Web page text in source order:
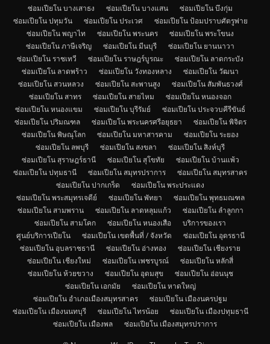
ซ่อมเปียโน บางเสาธง
ซ่อมเปียโน บางแสน
ซ่อมเปียโน บึงกุ่ม
ซ่อมเปียโน ปทุมวัน
ซ่อมเปียโน ประเวศ
ซ่อมเปียโน ป้อมปราบศัตรูพ่าย
ซ่อมเปียโน พญาไท
ซ่อมเปียโน พระนคร
ซ่อมเปียโน พระโขนง
ซ่อมเปียโน ภาษีเจริญ
ซ่อมเปียโน มีนบุรี
ซ่อมเปียโน ยานนาวา
ซ่อมเปียโน ราชเทวี
ซ่อมเปียโน ราษฎร์บูรณะ
ซ่อมเปียโน ลาดกระบัง
ซ่อมเปียโน ลาดพร้าว
ซ่อมเปียโน วังทองหลาง
ซ่อมเปียโน วัฒนา
ซ่อมเปียโน สวนหลวง
ซ่อมเปียโน สะพานสูง
ซ่อมเปียโน สัมพันธวงศ์
ซ่อมเปียโน สาทร
ซ่อมเปียโน สายไหม
ซ่อมเปียโน หนองจอก
ซ่อมเปียโน หนองแขม
ซ่อมเปียโน บุรีรัมย์
ซ่อมเปียโน ประจวบคีรีขันธ์
ซ่อมเปียโน ปริมณฑล
ซ่อมเปียโน พระนครศรีอยุธยา
ซ่อมเปียโน พิจิตร
ซ่อมเปียโน พิษณุโลก
ซ่อมเปียโน มหาสารคาม
ซ่อมเปียโน ระยอง
ซ่อมเปียโน ลพบุรี
ซ่อมเปียโน สงขลา
ซ่อมเปียโน สิงห์บุรี
ซ่อมเปียโน สุราษฎร์ธานี
ซ่อมเปียโน สุโขทัย
ซ่อมเปียโน บ้านแพ้ว
ซ่อมเปียโน ปทุมธานี
ซ่อมเปียโน สมุทรปราการ
ซ่อมเปียโน สมุทรสาคร
ซ่อมเปียโน ปากเกร็ด
ซ่อมเปียโน พระประแดง
ซ่อมเปียโน พระสมุทรเจดีย์
ซ่อมเปียโน พัทยา
ซ่อมเปียโน พุทธมณฑล
ซ่อมเปียโน สามพราน
ซ่อมเปียโน ลาดหลุมแก้ว
ซ่อมเปียโน ลำลูกกา
ซ่อมเปียโน สามโคก
ซ่อมเปียโน หนองเสือ
บริการของเรา
ศูนย์บริการเปียโน
ซ่อมเปียโน เขตพื้นที่ / จังหวัด
ซ่อมเปียโน อุดรธานี
ซ่อมเปียโน อุบลราชธานี
ซ่อมเปียโน อ่างทอง
ซ่อมเปียโน เชียงราย
ซ่อมเปียโน เชียงใหม่
ซ่อมเปียโน เพชรบูรณ์
ซ่อมเปียโน หลักสี่
ซ่อมเปียโน ห้วยขวาง
ซ่อมเปียโน อุดมสุข
ซ่อมเปียโน อ่อนนุช
ซ่อมเปียโน เอกมัย
ซ่อมเปียโน หาดใหญ่
ซ่อมเปียโน อำเภอเมืองสมุทรสาคร
ซ่อมเปียโน เมืองนครปฐม
ซ่อมเปียโน เมืองนนทบุรี
ซ่อมเปียโน ไทรน้อย
ซ่อมเปียโน เมืองปทุมธานี
ซ่อมเปียโน เมืองพล
ซ่อมเปียโน เมืองสมุทรปราการ